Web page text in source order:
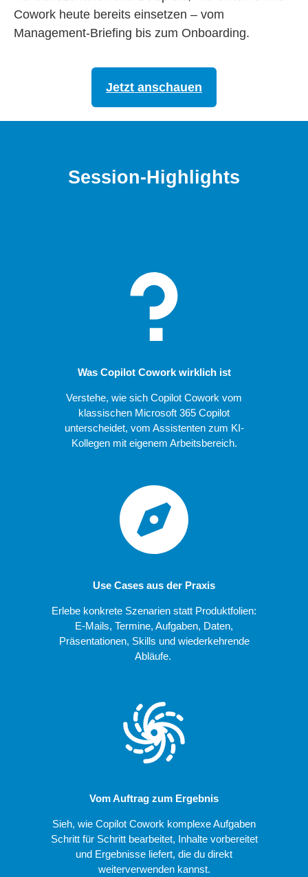
Cowork heute bereits einsetzen – vom
Management-Briefing bis zum Onboarding.
Jetzt anschauen
Session-Highlights
Was Copilot Cowork wirklich ist
Verstehe, wie sich Copilot Cowork vom
klassischen Microsoft 365 Copilot
unterscheidet, vom Assistenten zum KI-
Kollegen mit eigenem Arbeitsbereich.
Use Cases aus der Praxis
Erlebe konkrete Szenarien statt Produktfolien:
E-Mails, Termine, Aufgaben, Daten,
Präsentationen, Skills und wiederkehrende
Abläufe.
Vom Auftrag zum Ergebnis
Sieh, wie Copilot Cowork komplexe Aufgaben
Schritt für Schritt bearbeitet, Inhalte vorbereitet
und Ergebnisse liefert, die du direkt
weiterverwenden kannst.